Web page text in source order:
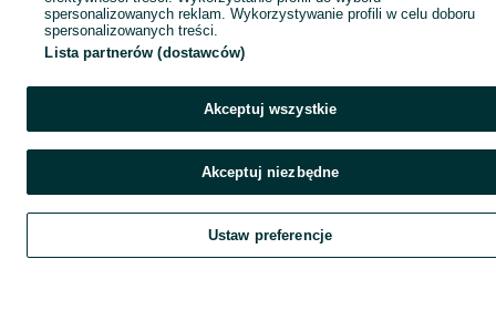
Szukaj Obserwujesz Dodaj Czat
spersonalizowanych reklam. Wykorzystywanie profili w celu doboru
spersonalizowanych treści.
Lista partnerów (dostawców)
Akceptuj wszystkie
Akceptuj niezbędne
Ustaw preferencje